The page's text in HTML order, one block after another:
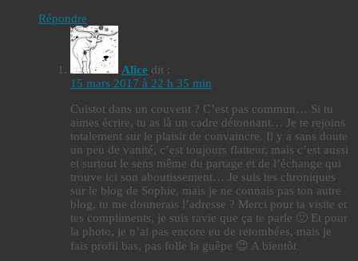
Répondre
Alice dit :
15 mars 2017 à 22 h 35 min
Cuistot dans un couvent ? C’est pas commun… Si tu
aimes écrire, tu as là un cadre détonnant… Je te rejoins
totalement sur le plaisir de convaincre. Il y a sans doute
un peu de vanité, c’est toujours flatteur, mais c’est aussi
et surtout le sens même du partage et de l’échange qui
trouve ici son aboutissement… Je suis tes chroniques
sur le blog de Sophie, mais je ne connais pas ton autre
blog, tu me donnerais l’adresse ? Merci pour ta visite et
tes compliments, je suis ravie que ça te parle 🙂 Et pour
la photo, je n’ai pas encore eu de retombées, mais je
fais profil bas, pas folle la guêpe 😉 A bientôt